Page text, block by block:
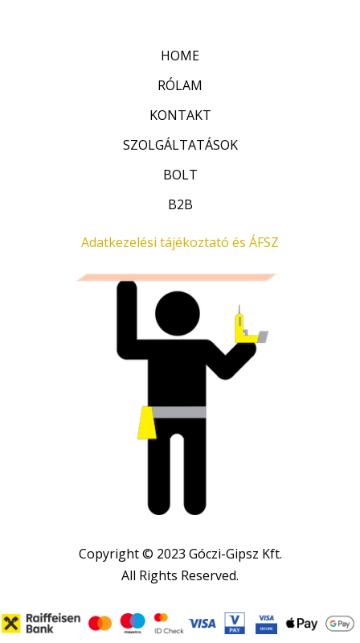
HOME
RÓLAM
KONTAKT
SZOLGÁLTATÁSOK
BOLT
B2B
Adatkezelési tájékoztató és ÁFSZ
Copyright © 2023 Góczi-Gipsz Kft.
All Rights Reserved.